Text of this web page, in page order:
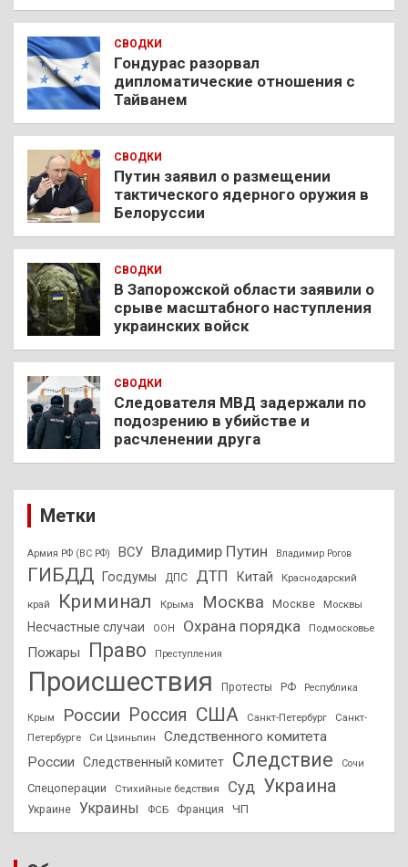
СВОДКИ
Гондурас разорвал
дипломатические отношения с
Тайванем
СВОДКИ
Путин заявил о размещении
тактического ядерного оружия в
Белоруссии
СВОДКИ
В Запорожской области заявили о
срыве масштабного наступления
украинских войск
СВОДКИ
Следователя МВД задержали по
подозрению в убийстве и
расчленении друга
Метки
Армия РФ (ВС РФ) ВСУ Владимир Путин Владимир Рогов
ГИБДД Госдумы ДПС ДТП Китай Краснодарский
край Криминал Крыма Москва Москве Москвы
Несчастные случаи ООН Охрана порядка Подмосковье
Пожары Право Преступления
Происшествия Протесты РФ Республика
Крым России Россия США Санкт-Петербург
Санкт-
Петербурге
Си Цзиньпин
Следственного комитета
России
Следственный комитет Следствие Сочи
Спецоперации Стихийные бедствия Суд Украина
Украине Украины ФСБ Франция ЧП